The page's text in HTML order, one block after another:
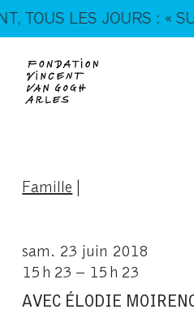
En ce moment, tous les
GOGH, TRICKSTERS & CO. »
LES JOURS : «
Famille |
sam. 23 juin 2018
15 h 23 – 15 h 23
AVEC ÉLODIE